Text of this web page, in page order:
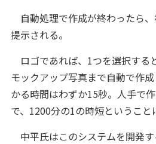
自動処理で作成が終わったら
提示される。
ロゴであれば、1つを選択する
モックアップ写真まで自動で作
かる時間はわずか15秒。人手で
で、1200分の1の時短ということ
中平氏はこのシステムを開発